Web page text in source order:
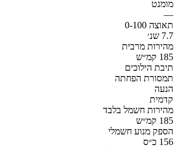
מומנט
—
תאוצה 0-100
7.7 שנ׳
מהירות מרבית
185 קמ״ש
תיבת הילוכים
תמסורת הפחתה
הנעה
קדמית
מהירות חשמל בלבד
185 קמ״ש
הספק מנוע חשמלי
156 כ״ס